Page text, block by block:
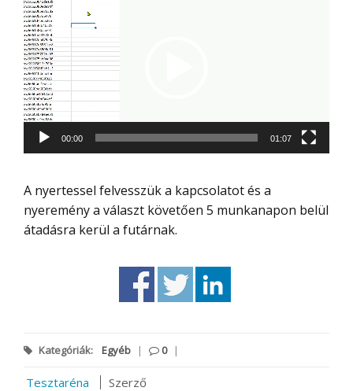
00:00 01:07
A nyertessel felvesszük a kapcsolatot és a
nyeremény a választ követően 5 munkanapon belül
átadásra kerül a futárnak.
Kategóriák: Egyéb | 0 |
Tesztaréna
Szerző